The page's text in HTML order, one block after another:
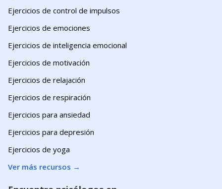
Ejercicios de control de impulsos
Ejercicios de emociones
Ejercicios de inteligencia emocional
Ejercicios de motivación
Ejercicios de relajación
Ejercicios de respiración
Ejercicios para ansiedad
Ejercicios para depresión
Ejercicios de yoga
Ver más recursos →